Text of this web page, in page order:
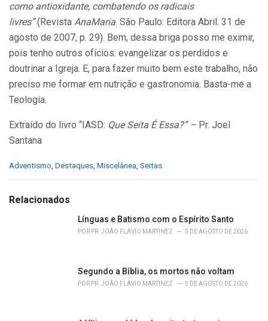
como antioxidante, combatendo os radicais
livres” (Revista AnaMaria. São Paulo: Editora Abril. 31 de
agosto de 2007, p. 29). Bem, dessa briga posso me eximir,
pois tenho outros ofícios: evangelizar os perdidos e
doutrinar a Igreja. E, para fazer muito bem este trabalho, não
preciso me formar em nutrição e gastronomia. Basta-me a
Teologia.
Extraído do livro “IASD: Que Seita É Essa?” – Pr. Joel
Santana
C
e
Adventismo, Destaques, Miscelânea, Seitas
Relacionados
Línguas e Batismo com o Espírito Santo
POR PR. JOÃO FLÁVIO MARTINEZ 5 DE AGOSTO DE 2026
Segundo a Bíblia, os mortos não voltam
POR PR. JOÃO FLÁVIO MARTINEZ 5 DE AGOSTO DE 2026